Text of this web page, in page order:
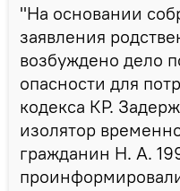
"На основании
заявления
возбуждено дело
опасности для
кодекса КР.
изолятор
гражданин Н. А.